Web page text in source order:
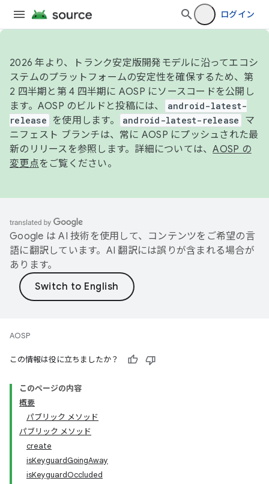
ログイン
2026 年より、トランク安定版開発モデルに沿ってエコシ
ステムのプラットフォームの安定性を確保するため、第
2 四半期と第 4 四半期に AOSP にソースコードを公開し
ます。AOSP のビルドと投稿には、
android-latest-
release
を使用します。 android-latest-release
マ
ニフェスト ブランチは、常に AOSP にプッシュされた最
新のリリースを参照します。詳細については、AOSP の
変更点をご覧ください。
Google は AI 技術を使用して、コンテンツをご希望の言
語に翻訳しています。AI 翻訳には誤りが含まれる場合が
あります。
AOSP
この情報は役に立ちましたか？
このページの内容
概要
パブリック メソッド
パブリック メソッド
create
isKeyguardGoingAway
isKeyguardOccluded